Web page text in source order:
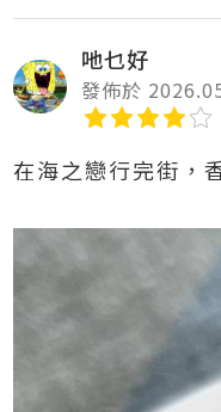
吔乜好
發佈於
在海之戀行完街，